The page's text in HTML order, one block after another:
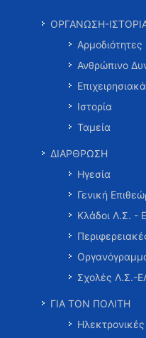
ΟΡΓΑΝΩΣΗ-
Αρμοδιότητες
Ανθρώπινο
Ιστορία
Ταμεία
ΔΙΑΡΘΡΩΣΗ
Ηγεσία
Γενική
Κλάδοι Λ.Σ. -
Σχολές Λ.Σ.-
ΓΙΑ ΤΟΝ ΠΟΛΙΤΗ